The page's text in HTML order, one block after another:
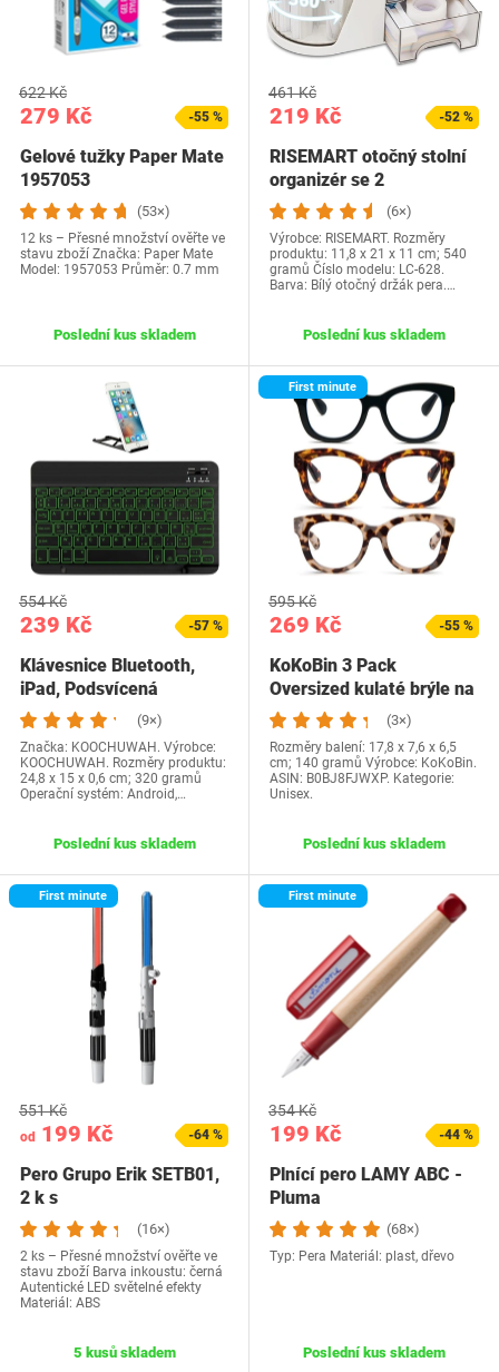
279 Kč
622 Kč
-55 %
Gelové tužky Paper Mate
1957053
(53×)
12 ks – Přesné množství ověřte ve
stavu zboží Značka: Paper Mate
Model: 1957053 Průměr: 0.7 mm
Poslední kus skladem
219 Kč
461 Kč
-52 %
RISEMART otočný stolní
organizér se 2
zásuvkami, držákem…
(6×)
Výrobce: RISEMART. Rozměry
produktu: 11,8 x 21 x 11 cm; 540
gramů Číslo modelu: LC-628.
Barva: Bílý otočný držák pera.…
Poslední kus skladem
239 Kč
554 Kč
-57 %
Klávesnice Bluetooth,
iPad, Podsvícená
klávesnice,…
(9×)
Značka: KOOCHUWAH. Výrobce:
KOOCHUWAH. Rozměry produktu:
24,8 x 15 x 0,6 cm; 320 gramů
Operační systém: Android,…
Poslední kus skladem
First minute
269 Kč
595 Kč
-55 %
KoKoBin 3 Pack
Oversized kulaté brýle na
čtení Ženy Muži…
(3×)
Rozměry balení: 17,8 x 7,6 x 6,5
cm; 140 gramů Výrobce: KoKoBin.
ASIN: B0BJ8FJWXP. Kategorie:
Unisex.
Poslední kus skladem
First minute
od 199 Kč
551 Kč
-64 %
Pero Grupo Erik SETB01,
2 k s
(16×)
2 ks – Přesné množství ověřte ve
stavu zboží Barva inkoustu: černá
Autentické LED světelné efekty
Materiál: ABS
5 kusů skladem
First minute
199 Kč
354 Kč
-44 %
Plnící pero LAMY ABC -
Pluma
(68×)
Typ: Pera Materiál: plast, dřevo
Poslední kus skladem